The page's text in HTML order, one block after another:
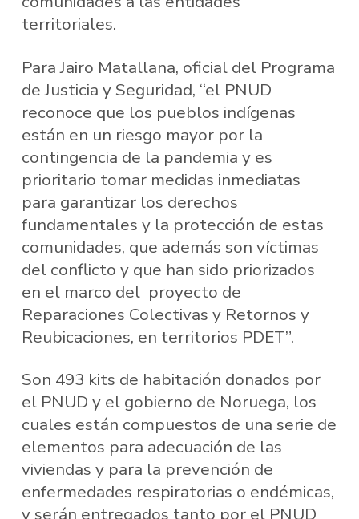
territoriales.
Para Jairo Matallana, oficial del Programa
de Justicia y Seguridad, “el PNUD
reconoce que los pueblos indígenas
están en un riesgo mayor por la
contingencia de la pandemia y es
prioritario tomar medidas inmediatas
para garantizar los derechos
fundamentales y la protección de estas
comunidades, que además son víctimas
del conflicto y que han sido priorizados
en el marco del proyecto de
Reparaciones Colectivas y Retornos y
Reubicaciones, en territorios PDET”.
Son 493 kits de habitación donados por
el PNUD y el gobierno de Noruega, los
cuales están compuestos de una serie de
elementos para adecuación de las
viviendas y para la prevención de
enfermedades respiratorias o endémicas,
y serán entregados tanto por el PNUD